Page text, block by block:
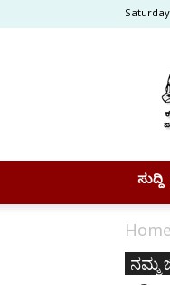
ಸುದ್ದಿ
Home
ನಮ್ಮ